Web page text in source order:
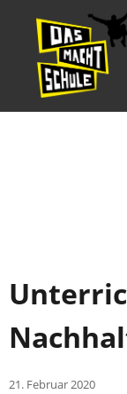
21. Februar 2020